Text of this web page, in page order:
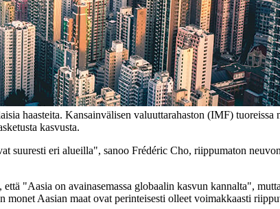
haasteita. Kansainvälisen valuuttarahaston (IMF) tuoreissa
kasvusta.
suuresti eri alueilla", sanoo Frédéric Cho, riippumaton
"Aasia on avainasemassa globaalin kasvun kannalta",
Aasian maat ovat perinteisesti olleet voimakkaasti